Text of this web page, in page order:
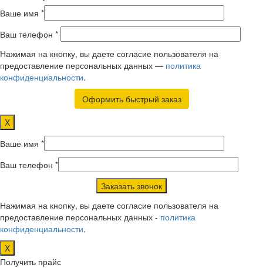
Ваше имя *
Ваш телефон *
Нажимая на кнопку, вы даете согласие пользователя на
предоставление персональных данных — политика
конфиденциальности.
X
Ваше имя *
Ваш телефон *
Нажимая на кнопку, вы даете согласие пользователя на
предоставление персональных данных - политика
конфиденциальности.
X
Получить прайс